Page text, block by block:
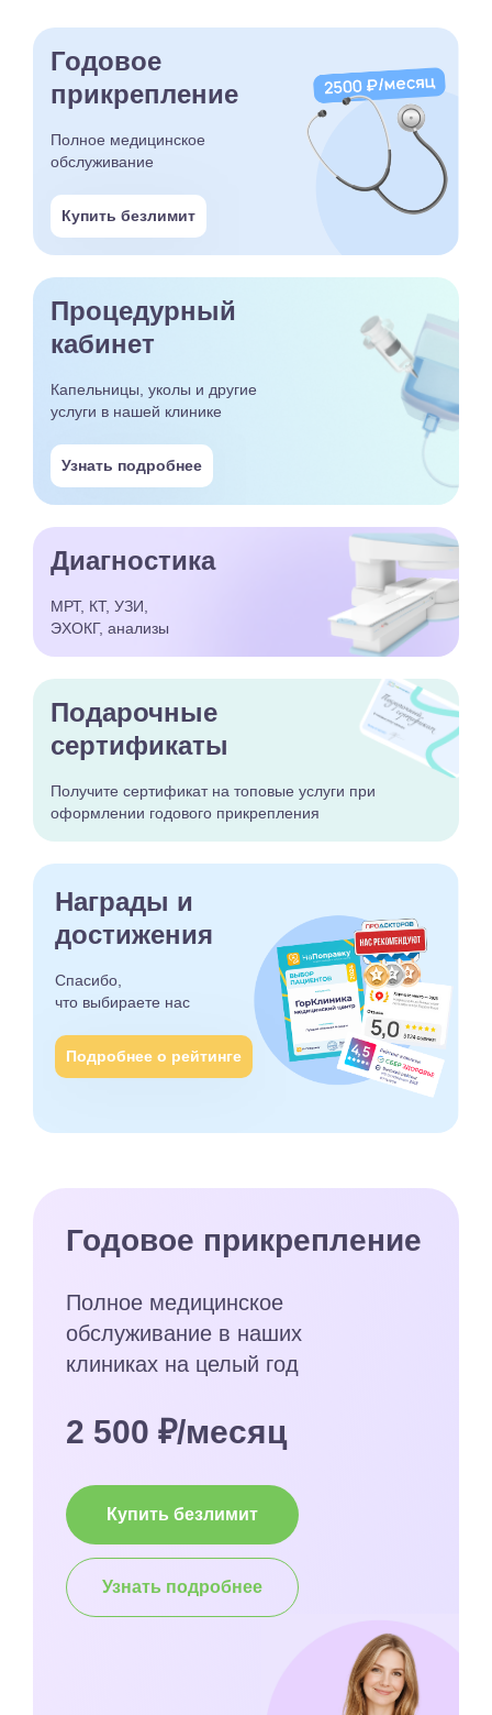
Годовое
прикрепление
Полное медицинское
обслуживание
Купить безлимит
Процедурный
кабинет
Капельницы, уколы и другие
услуги в нашей клинике
Узнать подробнее
Диагностика
МРТ, КТ, УЗИ,
ЭХОКГ, анализы
Подарочные
сертификаты
Получите сертификатна топовые услуги при
оформлении годового прикрепления
Награды и
достижения
Спасибо,
что выбираете нас
Подробнее о рейтинге
Годовое прикрепление
Полное медицинское
обслуживание в наших
клиниках на целый год
2 500 ₽/месяц
Купить безлимит
Узнать подробнее